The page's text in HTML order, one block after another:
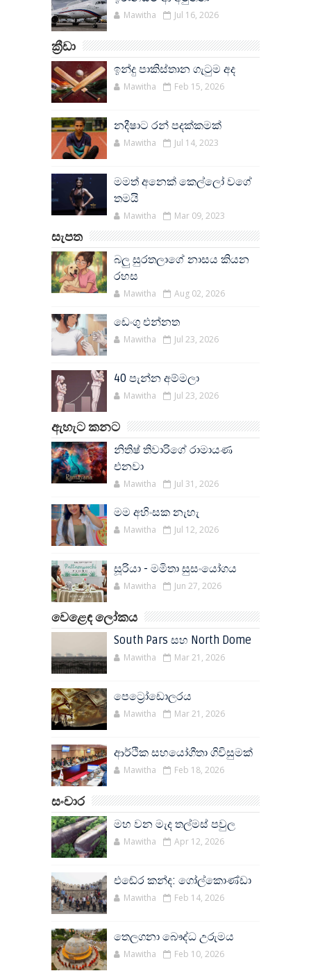
Mawitha Jul 16, 2026
ක්‍රීඩා
ඉන්දු පාකිස්තාන ගැටුම අද
Mawitha Feb 15, 2026
නදීෂාට රන් පදක්කමක්
Mawitha Jul 14, 2023
මමත් අනෙක් කෙල්ලෝ වගේ
තමයි
Mawitha Mar 09, 2023
සැපත
බලු සුරතලාගේ නාසය කියන
රහස
Mawitha Aug 02, 2026
ඩෙංගු එන්නත
Mawitha Jul 23, 2026
40 පැන්න අම්මලා
Mawitha Jul 23, 2026
ඇහැට කනට
නිතිෂ් තිවාරිගේ රාමායණ
එනවා
Mawitha Jul 31, 2026
මම අහිංසක නැහැ
Mawitha Jul 12, 2026
සූරියා - මමිතා සුසංයෝගය
Mawitha Jun 27, 2026
වෙළෙඳ ලෝකය
South Pars සහ North Dome
Mawitha Mar 21, 2026
පෙට්‍රෝඩොලරය
Mawitha Mar 21, 2026
ආර්ථික සහයෝගීතා ගිවිසුමක්
Mawitha Feb 18, 2026
සංචාර
මහ වන මැද තල්මස් පවුල
Mawitha Apr 12, 2026
එඬේර කන්ද: ගෝල්කොණ්ඩා
Mawitha Feb 14, 2026
තෙලගනා බෞද්ධ උරුමය
Mawitha Feb 10, 2026